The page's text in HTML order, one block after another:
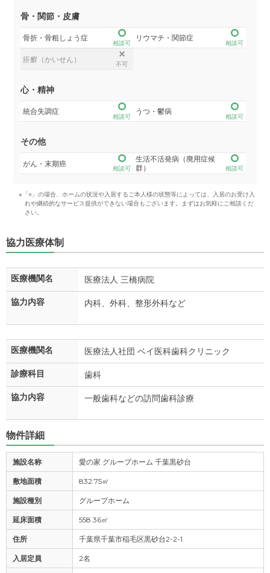
骨・関節・皮膚
骨折・骨粗しょう症
相談可
リウマチ・関節症
相談可
疥癬（かいせん）
不可
心・精神
統合失調症
相談可
うつ・鬱病
相談可
その他
がん・末期癌
相談可
生活不活発病（廃用症候
群）
相談可
※「○」の場合、ホームの状況や入居するご本人様の状態等によっては、入居のお受け入
れや継続的なサービス提供ができない場合もございます。まずはお気軽にご相談くだ
さい。
協力医療体制
医療機関名 医療法人 三橋病院
協力内容 内科、外科、整形外科など
医療機関名 医療法人社団 ベイ医科歯科クリニック
診療科目 歯科
協力内容 一般歯科などの訪問歯科診療
物件詳細
施設名称 愛の家 グループホーム 千葉黒砂台
敷地面積 832.75㎡
施設種別 グループホーム
延床面積 558.36㎡
住所 千葉県千葉市稲毛区黒砂台2-2-1
入居定員 2名